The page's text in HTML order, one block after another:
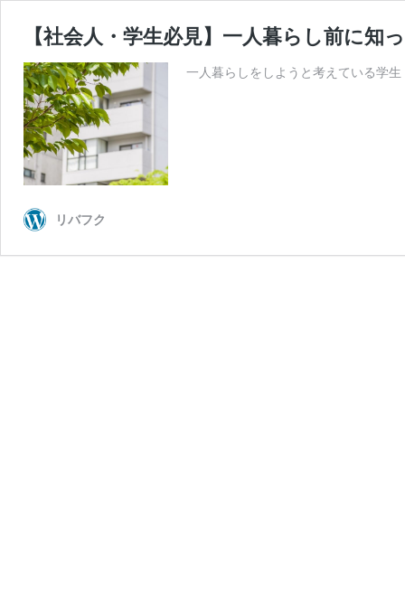
【社会人・学生必見】一人暮らし前に
一人暮らしをしようと考えている学
リバフク